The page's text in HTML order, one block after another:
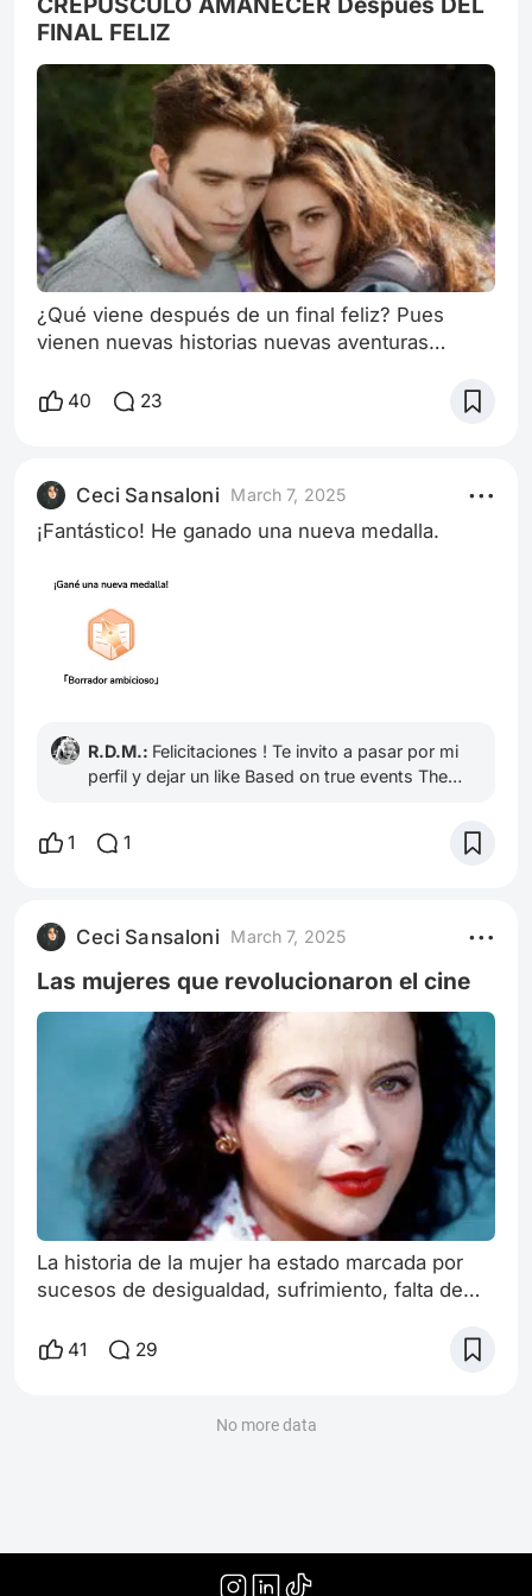
FINAL FELIZ
¿Qué viene después de un final feliz? Pues
vienen nuevas historias nuevas aventuras
. Un final feliz es lo que esperamos de cualquier
Somos guionista directores y actores de nuestra
vida y eso es emocionante . Nuestra vida es
como una película que nos va sorprend
40 23
Ceci Sansaloni March 7, 2025
¡Fantástico! He ganado una nueva medalla.
R.D.M.: Felicitaciones ! Te invito a pasar por mi
perfil y dejar un like Based on true events The
1 1
Ceci Sansaloni March 7, 2025
Las mujeres que revolucionaron el cine
La historia de la mujer ha estado marcada por
sucesos de desigualdad, sufrimiento, falta de
cual no puede hacer ciertas cosas que los
el cine Hedy Lamarr Fue una actriz, que reinó en
41 29
No more data